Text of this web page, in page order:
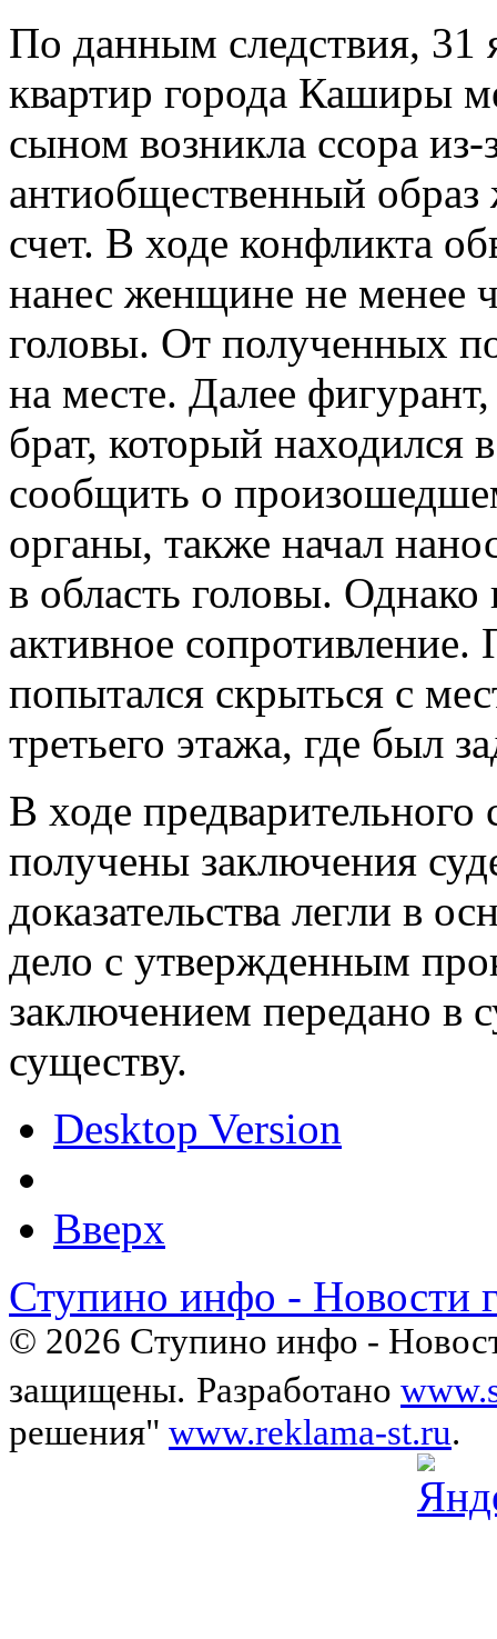
По данным следствия, 31
квартир города Каширы
сыном возникла ссора
антиобщественный образ
счет. В ходе конфликта
нанес женщине не менее
головы. От полученных
на месте. Далее
брат, который находился
сообщить о
органы, также начал
в область головы.
активное
попытался скрыться с
третьего этажа, где был
В ходе
получены заключения
доказательства легли в
дело с утвержденным
заключением передано в
существу.
Desktop Version
Вверх
Ступино инфо - Новости
© 2026 Ступино инфо -
защищены. Разработано
решения" www.reklama-st.ru.